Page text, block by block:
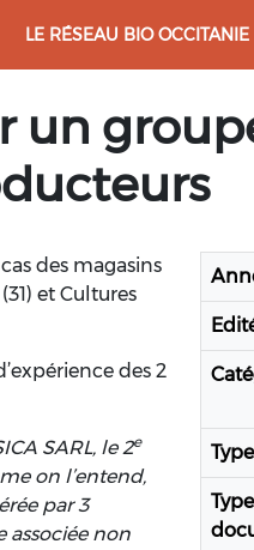
LE RÉSEAU BIO OCCITANIE
un
des magasins
et Cultures
des 2
SARL, le 2e
on l’entend,
par 3
associée non